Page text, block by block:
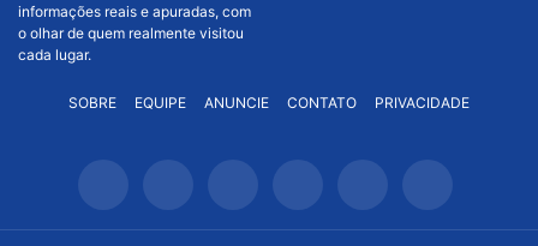
informações reais e apuradas, com
o olhar de quem realmente visitou
cada lugar.
SOBRE EQUIPE ANUNCIE CONTATO PRIVACIDADE